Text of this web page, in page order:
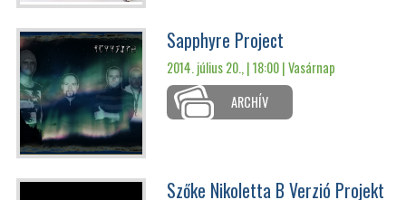
Sapphyre Project
2014. július 20., | 18:00 |Vasárnap
ARCHÍV
Szőke Nikoletta B Verzió Projekt